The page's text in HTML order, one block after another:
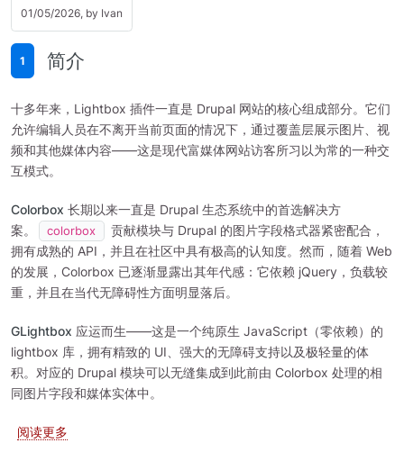
01/05/2026, by Ivan
1 简介
十多年来，Lightbox 插件一直是 Drupal 网站的核心组成部分。它们
允许编辑人员在不离开当前页面的情况下，通过覆盖层展示图片、视
频和其他媒体内容——这是现代富媒体网站访客所习以为常的一种交
互模式。
Colorbox 长期以来一直是 Drupal 生态系统中的首选解决方
案。
colorbox
贡献模块与 Drupal 的图片字段格式器紧密配合，
拥有成熟的 API，并且在社区中具有极高的认知度。然而，随着 Web
的发展，Colorbox 已逐渐显露出其年代感：它依赖 jQuery，负载较
重，并且在当代无障碍性方面明显落后。
GLightbox 应运而生——这是一个纯原生 JavaScript（零依赖）的
lightbox 库，拥有精致的 UI、强大的无障碍支持以及极轻量的体
积。对应的 Drupal 模块可以无缝集成到此前由 Colorbox 处理的相
同图片字段和媒体实体中。
阅读更多